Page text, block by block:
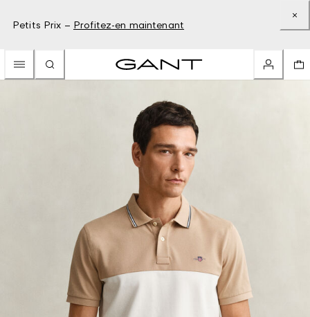
Petits Prix – Profitez-en maintenant